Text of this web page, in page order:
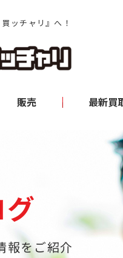
ッチャリ』へ！
販売 最新買
報をご紹介